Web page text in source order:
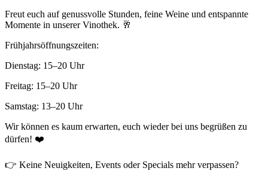
Freut euch auf genussvolle Stunden, feine Weine und entspannte
Momente in unserer Vinothek. 🥂
Frühjahrsöffnungszeiten:
Dienstag: 15–20 Uhr
Freitag: 15–20 Uhr
Samstag: 13–20 Uhr
Wir können es kaum erwarten, euch wieder bei uns begrüßen zu
dürfen! ❤️
👉 Keine Neuigkeiten, Events oder Specials mehr verpassen?